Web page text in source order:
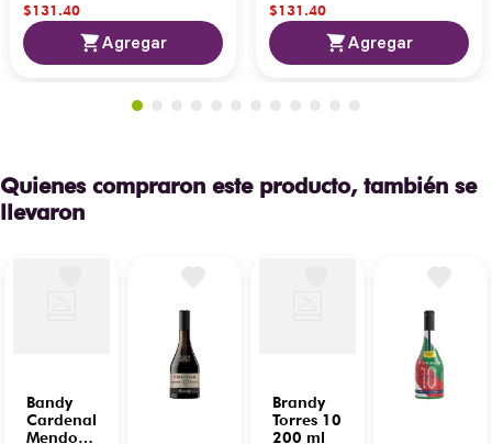
$131.40
Agregar
$131.40
Agregar
Quienes compraron este producto, también se
llevaron
Bandy
Cardenal
Mendoza
Brandy
Torres 10
200 ml